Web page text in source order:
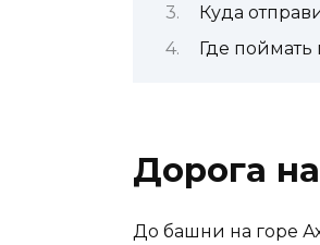
Куда
Где
Дорога
До башни на горе